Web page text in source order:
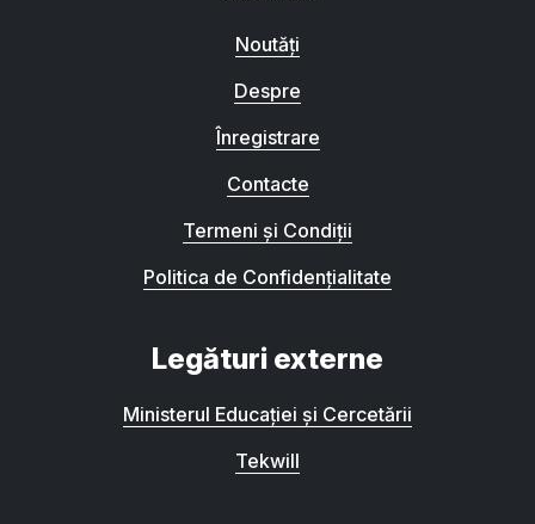
Noutăți
Despre
Înregistrare
Contacte
Termeni și Condiții
Politica de Confidențialitate
Legături externe
Ministerul Educației și Cercetării
Tekwill